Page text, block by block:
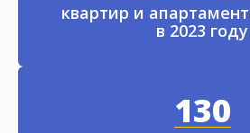
квартир и
в 2023 году
130